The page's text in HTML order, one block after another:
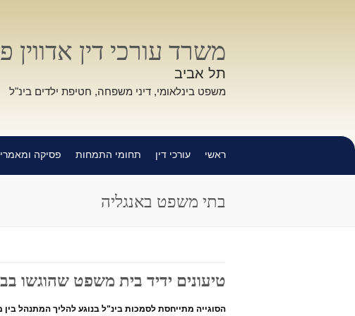
משרד עורכי דין אדווין
תל אביב
משפט בינלאומי, דיני משפחה, חטיפת ילדים בינ"ל
ראשי עורכי דין תחומי התמחות פסיקה
בתי משפט באנגליה
טיעונים ידיד בית משפט שהוגשו בבית
הסוגייה מתייחסת לסמכות בינ"ל בנוגע להליך המתנהל